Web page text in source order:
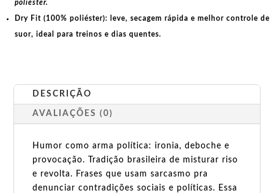
poliéster.
Dry Fit (100% poliéster): leve, secagem rápida e melhor controle de
suor, ideal para treinos e dias quentes.
DESCRIÇÃO
AVALIAÇÕES (0)
Humor como arma política: ironia, deboche e
provocação. Tradição brasileira de misturar riso
e revolta. Frases que usam sarcasmo pra
denunciar contradições sociais e políticas. Essa